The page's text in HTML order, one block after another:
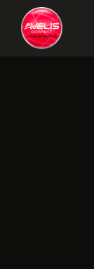
contenu
principal